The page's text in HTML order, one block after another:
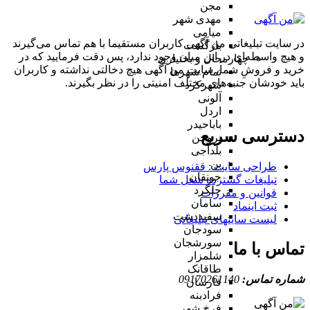
مجن
مهدی شهر
میامی
بازگشت
چهارمحال و بختیاری
تمام شهر‌ها
شهرکرد
آلونی
اردل
باباحیدر
بروجن
بلداجی
بن
جونقان
چلگرد
سامان
سفیددشت
سودجان
سورشجان
شلمزار
طاقانک
فارسان
فرادبنه
در سایت تبلیغاتی من آگهی کاربران مستقیما با هم تماس می‌گیرند
و هیچ واسطه‌ای در این میان وجود ندارد، پس دقت فرمایید که در
خرید و فروشِ شما، سایت من آگهی هیچ دخالتی نداشته و کاربران
باید خودشان جنبه‌های مختلف امنیتی را در نظر بگیرند.
دسترسی سریع
طراحی سایت :‌ ققنوس پارس
تبلیغات گسترده شغل شما
قوانین و مقررات
ثبت اینماد
لیست سایتهای تبلیغاتی
تماس با ما
شماره تماس: 09170261140